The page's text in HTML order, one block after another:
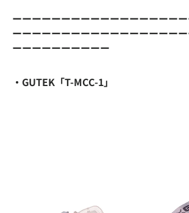
ーーーーーーーーーーーーーーーーー
ーーーーーーーーーーーーーーーーー
ーーーーーーーーーー
・GUTEK「T-MCC-1」